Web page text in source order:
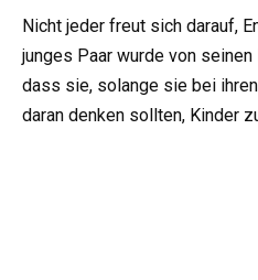
Nicht jeder freut sich darauf,
junges Paar wurde von
dass sie, solange sie bei
daran denken sollten, Kinder